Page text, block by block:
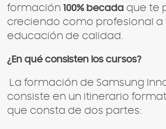
formación 100% becada que te
creciendo como profesional a
educación de calidad.
¿En qué consisten los cursos?
La formación de Samsung
consiste en un itinerario
que consta de dos partes: